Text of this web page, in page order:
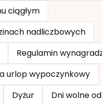
ciągłym
nadliczbowych
Regulamin
urlop wypoczynkowy
Dyżur
Dni wolne